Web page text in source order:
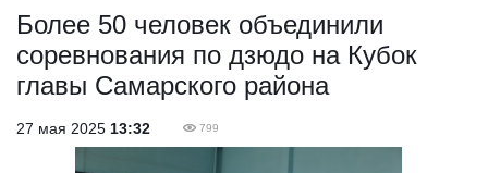
Более 50 человек объединили
соревнования по дзюдо на Кубок
главы Самарского района
27 мая 2025 13:32 799